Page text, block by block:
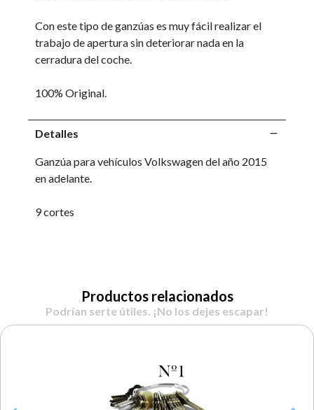
Con este tipo de ganzúas es muy fácil realizar el
trabajo de apertura sin deteriorar nada en la
cerradura del coche.
100% Original.
Detalles
Ganzúa para vehículos Volkswagen del año 2015
en adelante.
9 cortes
Productos relacionados
Podrían serte útiles. ¡No los dejes escapar!